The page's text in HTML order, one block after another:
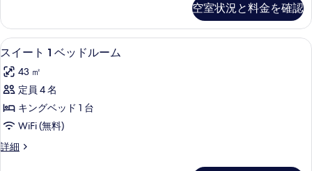
る
テ
ィ
ビ
ュ
ー
の
す
べ
ア
ル
ー
シ
テ
ビ
ュ
の
空室状況と料金を確認
ス
イ
ー
ト
1
ベ
ッ
スイート 1 ベッドルーム | 1 室のベ
8
スイート 1 ベッドルーム
43 ㎡
定員 4 名
キングベッド 1 台
WiFi (無料)
詳細
ス